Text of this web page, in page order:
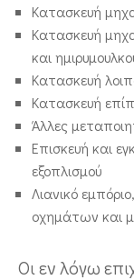
Κατασκευή
Κατασκευή
και
Κατασκευή
Κατασκευή
Άλλες
Επισκευή και
εξοπλισμού
Λιανικό
οχημάτων και
Οι εν λόγω